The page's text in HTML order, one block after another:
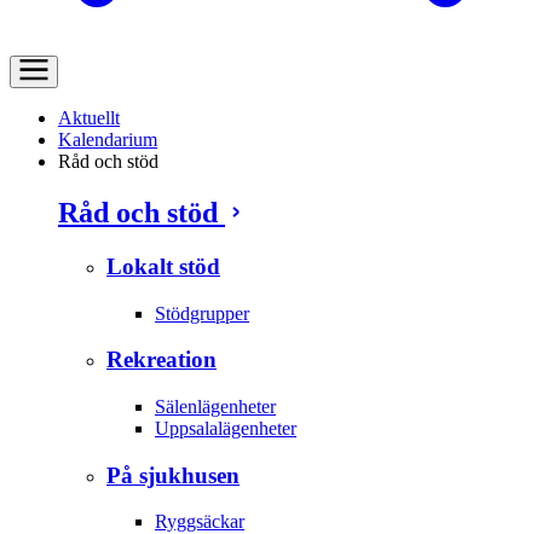
Aktuellt
Kalendarium
Råd och stöd
Råd och stöd
Lokalt stöd
Stödgrupper
Rekreation
Sälenlägenheter
Uppsalalägenheter
På sjukhusen
Ryggsäckar